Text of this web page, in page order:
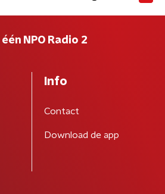
NPO Radio 2
Info
Contact
Download de app